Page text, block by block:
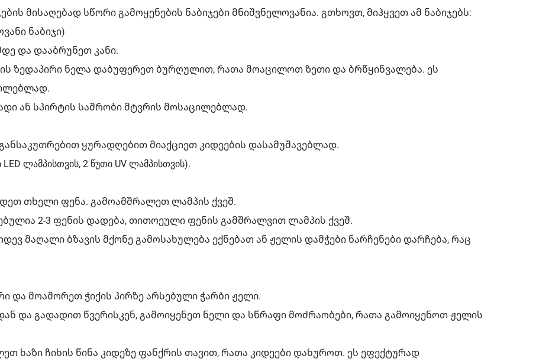
მისაღებად სწორი გამოყენების ნაბიჯები მნიშვნელოვანია. გთხოვთ, მიჰყვეთ ამ ნაბიჯებს:
ნაბიჯი)
და დააბრუნეთ კანი.
ზედაპირი ნელა დაბუფერეთ ბურღულით, რათა მოაცილოთ ზეთი და ბრწყინვალება. ეს
ან სპირტის საშრობი მტვრის მოსაცილებლად.
ყურადღებით მიაქციეთ კიდეების დასამუშავებლად.
ლამპისთვის, 2 წუთი UV ლამპისთვის).
თხელი ფენა. გამოამშრალეთ ლამპის ქვეშ.
2-3 ფენის დადება, თითოეული ფენის გამშრალვით ლამპის ქვეშ.
მაღალი ბზავის მქონე გამოსახულება ექნებათ ან ჟელის დამჭები ნარჩენები დარჩება, რაც
და მოაშორეთ ჭიქის პირზე არსებული ჭარბი ჟელი.
და გადადით წვერისკენ, გამოიყენეთ ნელი და სწრაფი მოძრაობები, რათა გამოიყენოთ ჟელის
ხაზი ჩიხის წინა კიდეზე ფანქრის თავით, რათა კიდეები დახუროთ. ეს ეფექტურად